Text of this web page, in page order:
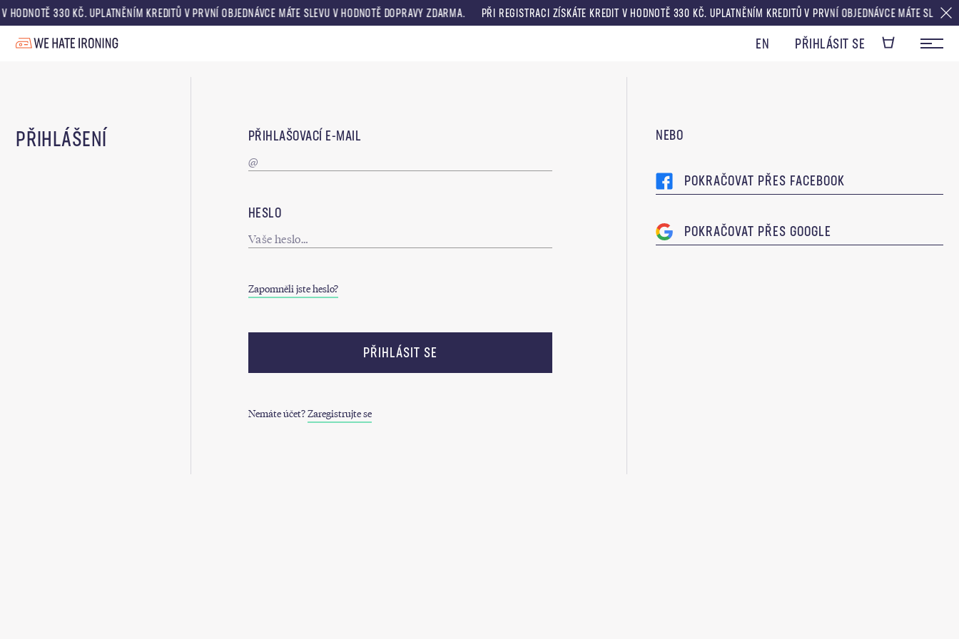
330 KČ. UPLATNĚNÍM KREDITŮ V PRVNÍ OBJEDNÁVCE MÁTE SLEVU V HODNOTĚ DOPRAVY ZDARMA. PŘI REGISTRACI ZÍSKÁTE KREDIT V HODNOTĚ 330 KČ. UPLATNĚNÍM KREDITŮ V PRVNÍ OBJEDNÁVCE MÁTE SLEVU V
EN PŘIHLÁSIT SE
PŘIHLÁŠENÍ PŘIHLAŠOVACÍ E-MAIL
HESLO
Zapomněli jste heslo?
PŘIHLÁSIT SE
Nemáte účet?Zaregistrujte se
NEBO
POKRAČOVAT PŘES FACEBOOK
POKRAČOVAT PŘES GOOGLE